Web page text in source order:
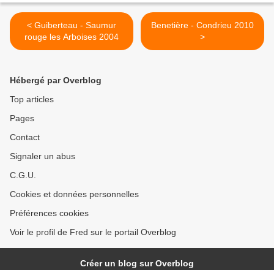
< Guiberteau - Saumur
rouge les Arboises 2004
Benetière - Condrieu 2010
>
Hébergé par Overblog
Top articles
Pages
Contact
Signaler un abus
C.G.U.
Cookies et données personnelles
Préférences cookies
Voir le profil de Fred sur le portail Overblog
Créer un blog sur Overblog